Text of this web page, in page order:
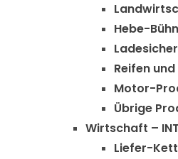
Hebe-
Reifen und
Motor-
Übrige
Wirtschaft – INT
Liefer-